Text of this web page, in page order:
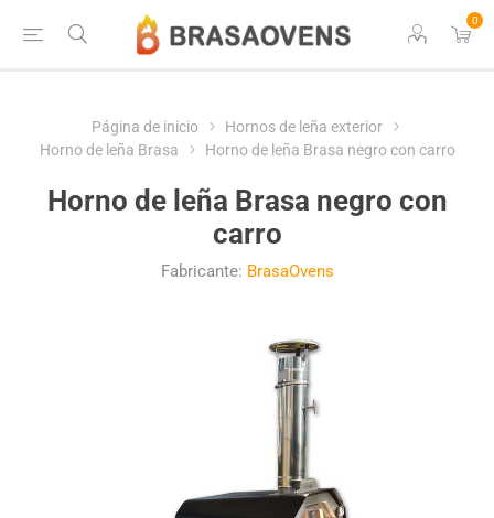
0
Página de inicio
Hornos de leña exterior
Horno de leña Brasa
Horno de leña Brasa negro con carro
Horno de leña Brasa negro con
carro
Fabricante: BrasaOvens